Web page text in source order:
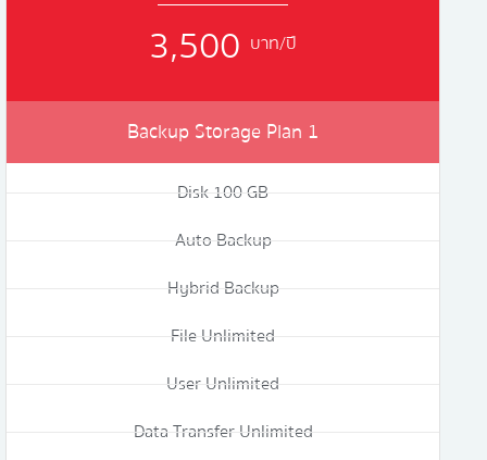
3,500 บาท/ปี
Backup Storage Plan 1
Disk 100 GB
Auto Backup
Hybrid Backup
File Unlimited
User Unlimited
Data Transfer Unlimited